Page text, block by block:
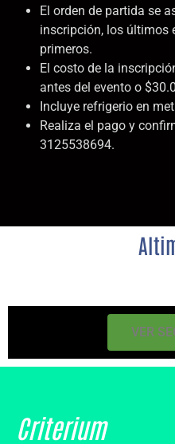
El orden de partida se
inscripción, los últimos
primeros.
El costo de la
antes del evento o
Incluye refrigerio en
Realiza el pago y
3125538694.
VER
Criterium